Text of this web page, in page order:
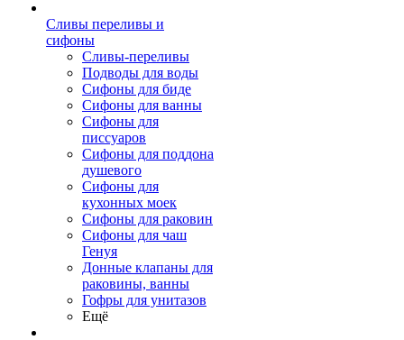
Сливы переливы и
сифоны
Сливы-переливы
Подводы для воды
Сифоны для биде
Сифоны для ванны
Сифоны для
писсуаров
Сифоны для поддона
душевого
Сифоны для
кухонных моек
Сифоны для раковин
Сифоны для чаш
Генуя
Донные клапаны для
раковины, ванны
Гофры для унитазов
Ещё